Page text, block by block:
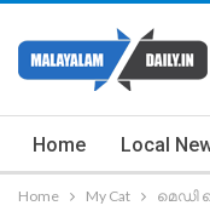
Home Local
Home My Cat മെഡി